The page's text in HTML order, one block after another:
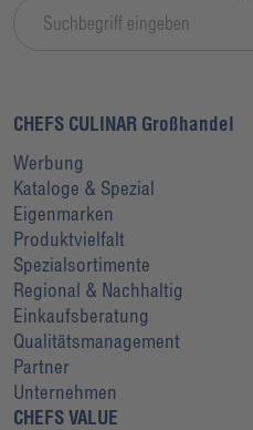
CHEFS CULINAR Großhandel
Werbung
Kataloge & Spezial
Eigenmarken
Produktvielfalt
Spezialsortimente
Regional & Nachhaltig
Einkaufsberatung
Qualitätsmanagement
Partner
Unternehmen
CHEFS VALUE